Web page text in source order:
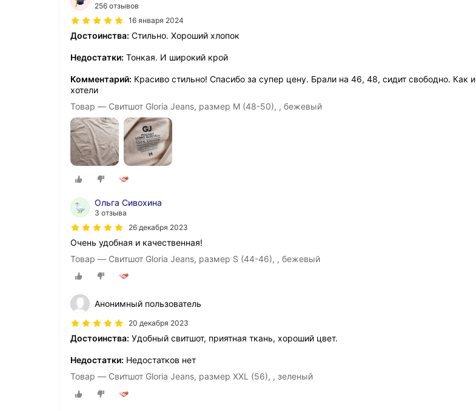
256 отзывов
16 января 2024
Достоинства: Стильно. Хороший хлопок
Недостатки: Тонкая. И широкий крой
Комментарий: Красиво стильно! Спасибо за супер цену. Брали на 46, 48, сидит свободно. Как и
хотели
Товар — Свитшот Gloria Jeans, размер M (48-50), , бежевый
Ольга Сивохина
3 отзыва
26 декабря 2023
Очень удобная и качественная!
Товар — Свитшот Gloria Jeans, размер S (44-46), , бежевый
Анонимный пользователь
20 декабря 2023
Достоинства: Удобный свитшот, приятная ткань, хороший цвет.
Недостатки: Недостатков нет
Товар — Свитшот Gloria Jeans, размер XXL (56), , зеленый